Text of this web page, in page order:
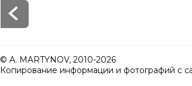
© A. MARTYNOV, 2010-2026
Копирование информации и фотографий с